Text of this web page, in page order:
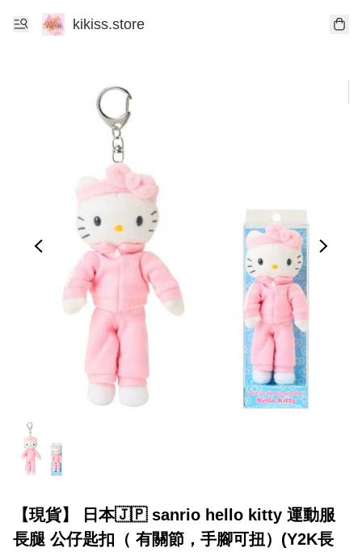
kikiss.store
【現貨】 日本🇯🇵 sanrio hello kitty 運動服
長腿 公仔匙扣（ 有關節，手腳可扭）(Y2K長